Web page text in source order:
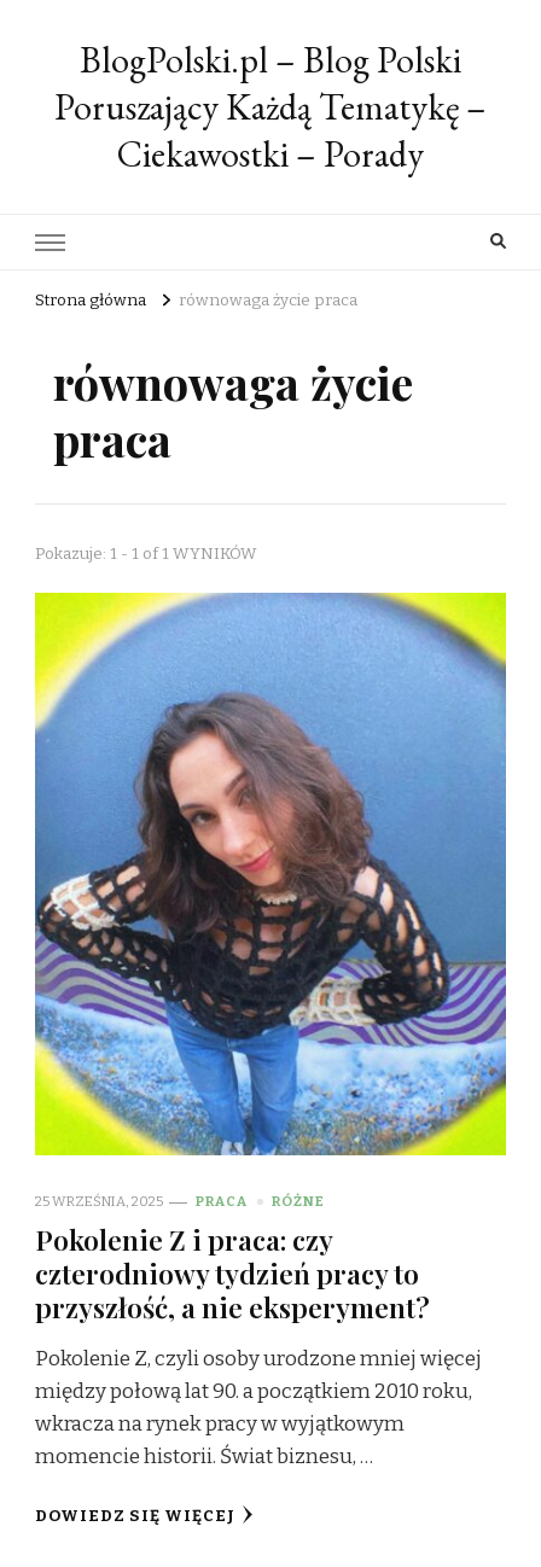
BlogPolski.pl – Blog Polski
Poruszający Każdą Tematykę –
Ciekawostki – Porady
Strona główna równowaga życie praca
równowaga życie
praca
Pokazuje: 1 - 1 of 1 WYNIKÓW
25 WRZEŚNIA, 2025 PRACA RÓŻNE
Pokolenie Z i praca: czy
czterodniowy tydzień pracy to
przyszłość, a nie eksperyment?
Pokolenie Z, czyli osoby urodzone mniej więcej
między połową lat 90. a początkiem 2010 roku,
wkracza na rynek pracy w wyjątkowym
momencie historii. Świat biznesu, …
DOWIEDZ SIĘ WIĘCEJ